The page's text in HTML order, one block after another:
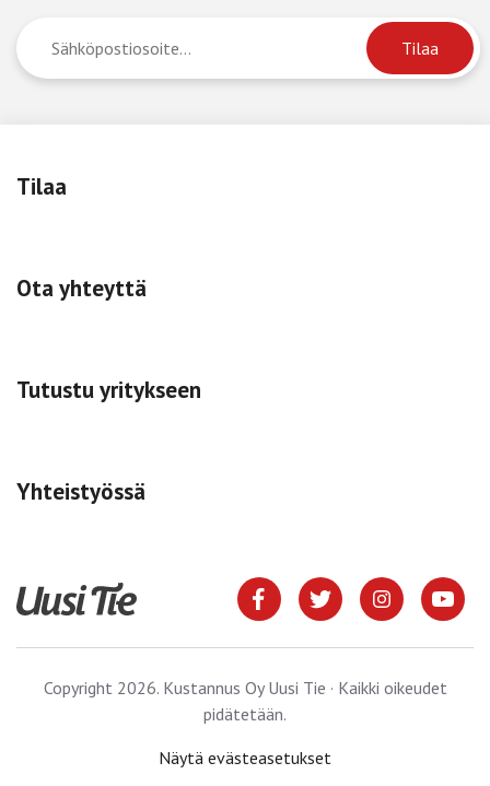
Tilaa
Ota yhteyttä
Tutustu yritykseen
Yhteistyössä
Copyright 2026. Kustannus Oy Uusi Tie · Kaikki oikeudet
pidätetään.
Näytä evästeasetukset